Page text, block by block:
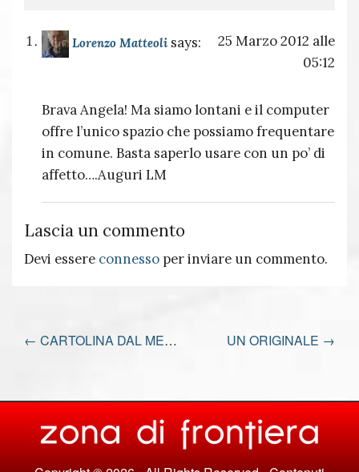
Lorenzo Matteoli says:
25 Marzo 2012 alle
05:12
Brava Angela! Ma siamo lontani e il computer
offre l’unico spazio che possiamo frequentare
in comune. Basta saperlo usare con un po’ di
affetto….Auguri LM
Lascia un commento
Devi essere connesso per inviare un commento.
← CARTOLINA DAL MEDIO ORIENTE PER OBAMA UN ORIGINALE →